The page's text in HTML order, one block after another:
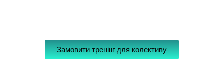
Замовити тренінг для колективу